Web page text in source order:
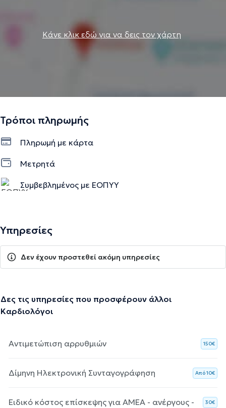
Κάνε κλικ εδώ για να δεις τον χάρτη
Τρόποι πληρωμής
Πληρωμή με κάρτα
Μετρητά
Συμβεβλημένος με ΕΟΠΥΥ
Υπηρεσίες
Δεν έχουν προστεθεί ακόμη υπηρεσίες
Δες τις υπηρεσίες που προσφέρουν άλλοι
Καρδιολόγοι
Αντιμετώπιση αρρυθμιών 150€
Δίμηνη Ηλεκτρονική Συνταγογράφηση Aπό 10€
Ειδικό κόστος επίσκεψης για ΑΜΕΑ - ανέργους -
30€